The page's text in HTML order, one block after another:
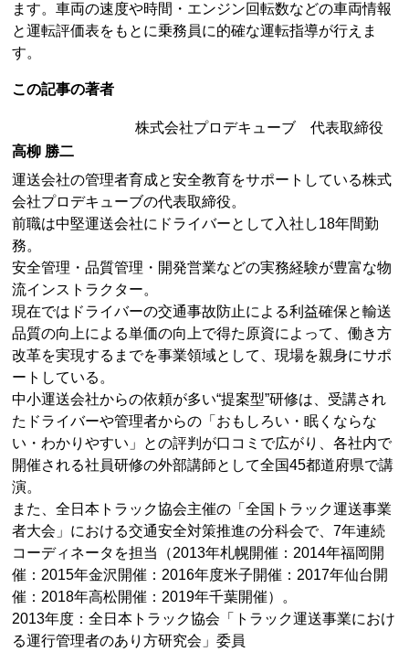
ます。車両の速度や時間・エンジン回転数などの車両情報
と運転評価表をもとに乗務員に的確な運転指導が行えま
す。
この記事の著者
株式会社プロデキューブ 代表取締役
高柳 勝二
運送会社の管理者育成と安全教育をサポートしている株式
会社プロデキューブの代表取締役。
前職は中堅運送会社にドライバーとして入社し18年間勤
務。
安全管理・品質管理・開発営業などの実務経験が豊富な物
流インストラクター。
現在ではドライバーの交通事故防止による利益確保と輸送
品質の向上による単価の向上で得た原資によって、働き方
改革を実現するまでを事業領域として、現場を親身にサポ
ートしている。
中小運送会社からの依頼が多い“提案型”研修は、受講され
たドライバーや管理者からの「おもしろい・眠くならな
い・わかりやすい」との評判が口コミで広がり、各社内で
開催される社員研修の外部講師として全国45都道府県で講
演。
また、全日本トラック協会主催の「全国トラック運送事業
者大会」における交通安全対策推進の分科会で、7年連続
コーディネータを担当（2013年札幌開催：2014年福岡開
催：2015年金沢開催：2016年度米子開催：2017年仙台開
催：2018年高松開催：2019年千葉開催）。
2013年度：全日本トラック協会「トラック運送事業におけ
る運行管理者のあり方研究会」委員